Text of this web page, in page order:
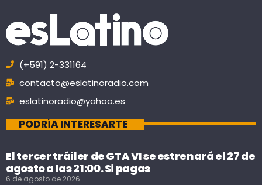
(+591) 2-331164
contacto@eslatinoradio.com
eslatinoradio@yahoo.es
PODRÍA INTERESARTE
El tercer tráiler de GTA VI se estrenará el 27 de
agosto a las 21:00. Si pagas
6 de agosto de 2026